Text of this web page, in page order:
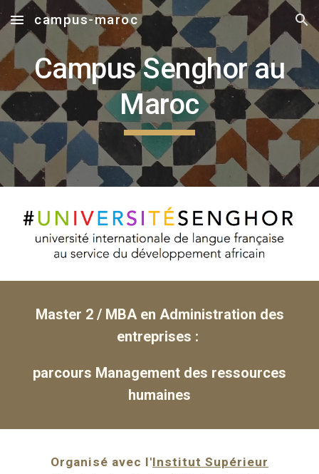
Skip to main content Skip to navigation
campus-maroc
Campus Senghor au
Maroc
Master 2 / MBA en Administration des
entreprises :
parcours Management des ressources
humaines
Organisé avec l'Institut Supérieur